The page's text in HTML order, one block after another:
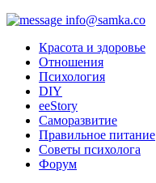
info@samka.co
Красота и здоровье
Отношения
Психология
DIY
ееStory
Саморазвитие
Правильное питание
Советы психолога
Форум